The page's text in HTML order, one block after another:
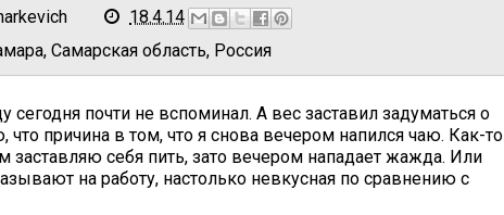
18.4.14
Самарская область, Россия
почти не вспоминал. А вес заставил задуматься о
что причина в том, что я снова вечером напился чаю. Как-то
заставляю себя пить, зато вечером нападает жажда. Или
на работу, настолько невкусная по сравнению с